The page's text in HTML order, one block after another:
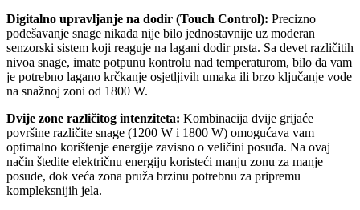
Digitalno upravljanje na dodir (Touch Control): Precizno
podešavanje snage nikada nije bilo jednostavnije uz moderan
senzorski sistem koji reaguje na lagani dodir prsta. Sa devet različitih
nivoa snage, imate potpunu kontrolu nad temperaturom, bilo da vam
je potrebno lagano krčkanje osjetljivih umaka ili brzo ključanje vode
na snažnoj zoni od 1800 W.
Dvije zone različitog intenziteta: Kombinacija dvije grijaće
površine različite snage (1200 W i 1800 W) omogućava vam
optimalno korištenje energije zavisno o veličini posuđa. Na ovaj
način štedite električnu energiju koristeći manju zonu za manje
posude, dok veća zona pruža brzinu potrebnu za pripremu
kompleksnijih jela.